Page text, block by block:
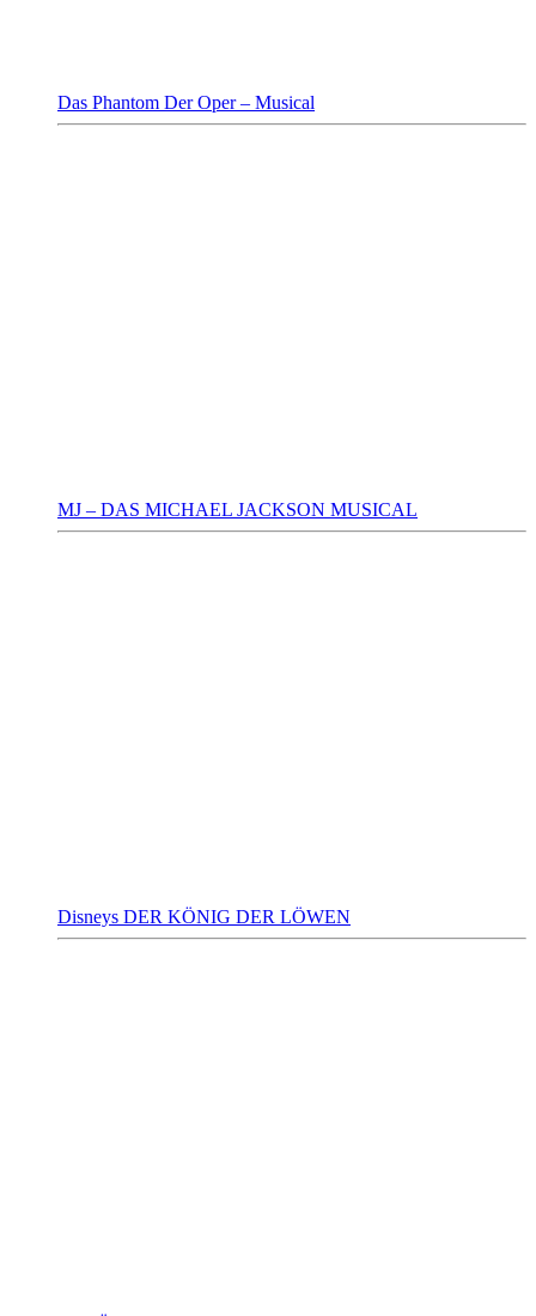
Das Phantom Der Oper – Musical
MJ – DAS MICHAEL JACKSON MUSICAL
Disneys DER KÖNIG DER LÖWEN